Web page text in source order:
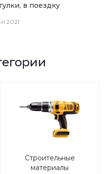
в поездку
2021
Строительные
материалы